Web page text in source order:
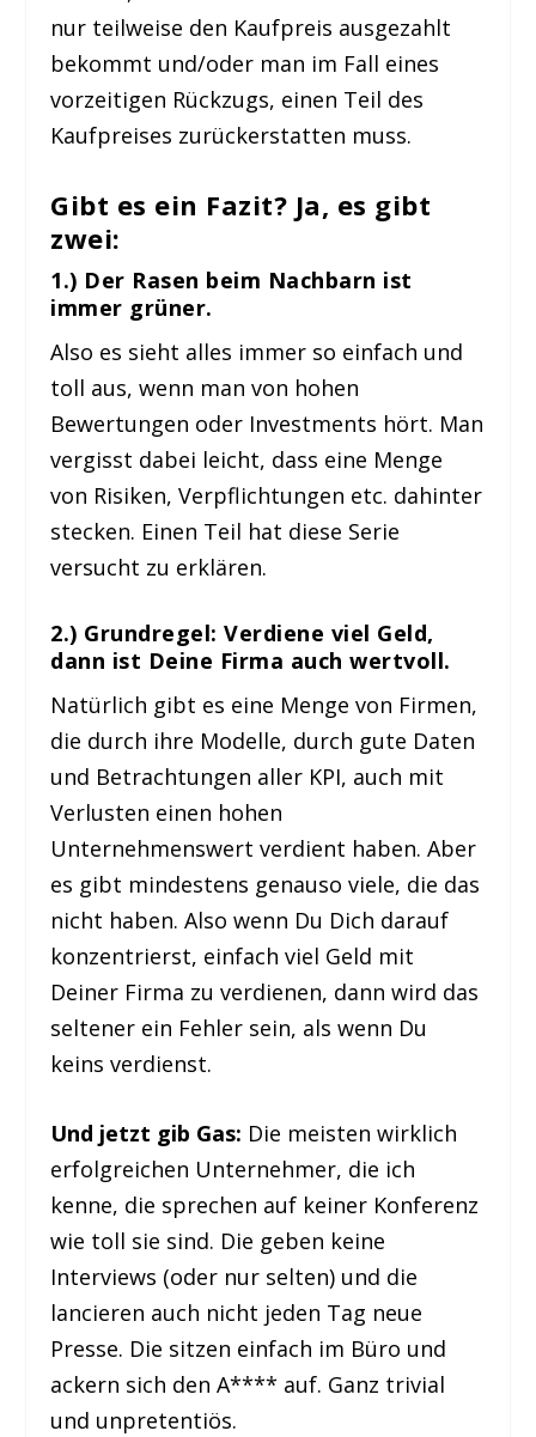
nur teilweise den Kaufpreis ausgezahlt
bekommt und/oder man im Fall eines
vorzeitigen Rückzugs, einen Teil des
Kaufpreises zurückerstatten muss.
Gibt es ein Fazit? Ja, es gibt
zwei:
1.) Der Rasen beim Nachbarn ist
immer grüner.
Also es sieht alles immer so einfach und
toll aus, wenn man von hohen
Bewertungen oder Investments hört. Man
vergisst dabei leicht, dass eine Menge
von Risiken, Verpflichtungen etc. dahinter
stecken. Einen Teil hat diese Serie
versucht zu erklären.
2.) Grundregel: Verdiene viel Geld,
dann ist Deine Firma auch wertvoll.
Natürlich gibt es eine Menge von Firmen,
die durch ihre Modelle, durch gute Daten
und Betrachtungen aller KPI, auch mit
Verlusten einen hohen
Unternehmenswert verdient haben. Aber
es gibt mindestens genauso viele, die das
nicht haben. Also wenn Du Dich darauf
konzentrierst, einfach viel Geld mit
Deiner Firma zu verdienen, dann wird das
seltener ein Fehler sein, als wenn Du
keins verdienst.
Und jetzt gib Gas: Die meisten wirklich
erfolgreichen Unternehmer, die ich
kenne, die sprechen auf keiner Konferenz
wie toll sie sind. Die geben keine
Interviews (oder nur selten) und die
lancieren auch nicht jeden Tag neue
Presse. Die sitzen einfach im Büro und
ackern sich den A**** auf. Ganz trivial
und unpretentiös.